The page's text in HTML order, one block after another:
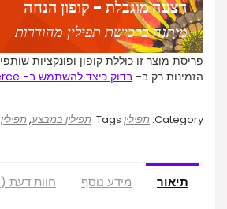
הצעה מוגבלת - קופון הנחה
מותנה ברכישת תפילין מהודרות
פריסת מוצר זו כוללת קופון ופונקציות
הזמינות רק ב- בדוק כיצד להשתמש ב- woocommerce
Category: תפילין Tags: תפילין במבצע,
תיאור מידע נוסף חוות דעת (1)